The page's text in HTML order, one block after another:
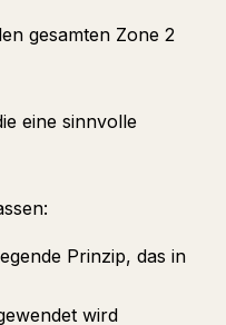
gesamten Zone 2
eine sinnvolle
Prinzip, das in
wird